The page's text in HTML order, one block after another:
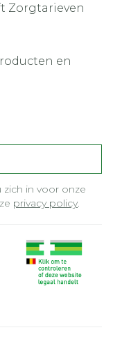
Zorgtarieven
en
zich in voor onze
privacy policy.